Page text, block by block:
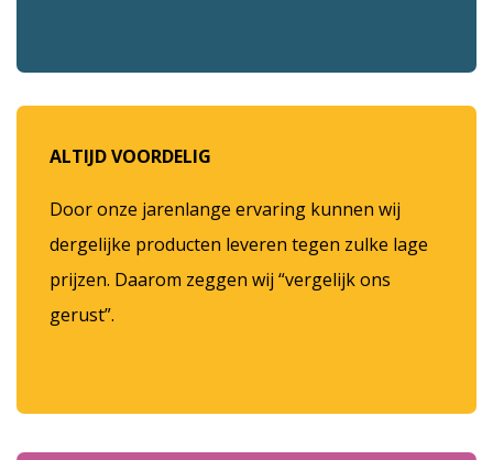
ALTIJD VOORDELIG
Door onze jarenlange ervaring kunnen wij
dergelijke producten leveren tegen zulke lage
prijzen. Daarom zeggen wij “vergelijk ons
gerust”.